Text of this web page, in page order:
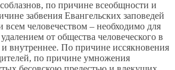
по причине всеобщности и
забвения Евангельских заповедей
человечеством – необходимо для
от общества человеческого в
внутреннее. По причине иссякновения
по причине умножения